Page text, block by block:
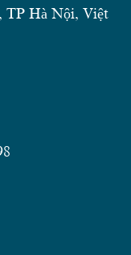
TP Hà Nội, Việt